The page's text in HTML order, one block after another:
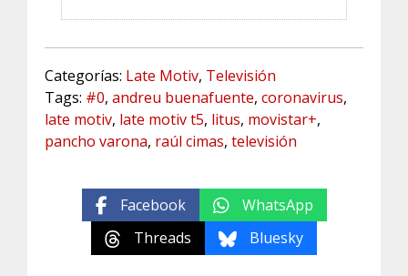
Categorías: Late Motiv, Televisión
Tags: #0,andreu buenafuente,coronavirus,
late motiv, late motiv t5, litus, movistar+,
pancho varona, raúl cimas,televisión
Facebook
WhatsApp
Threads
Bluesky